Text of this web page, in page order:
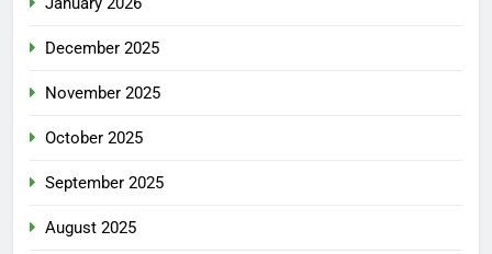
December 2025
November 2025
October 2025
September 2025
August 2025